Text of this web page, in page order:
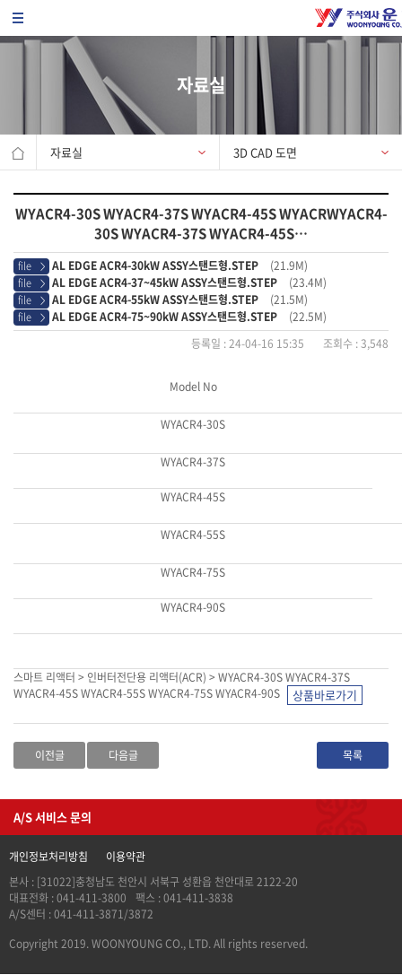
자료실
자료실 3D CAD 도면
WYACR4-30S WYACR4-37S WYACR4-45S WYACRWYACR4-
30S WYACR4-37S WYACR4-45S…
file > AL EDGE ACR4-30kW ASSY스탠드형.STEP (21.9M)
file > AL EDGE ACR4-37~45kW ASSY스탠드형.STEP (23.4M)
file > AL EDGE ACR4-55kW ASSY스탠드형.STEP (21.5M)
file > AL EDGE ACR4-75~90kW ASSY스탠드형.STEP
(22.5M)
등록일 : 24-04-16 15:35 조회수 : 3,548
Model No
WYACR4-30S
WYACR4-37S
WYACR4-45S
WYACR4-55S
WYACR4-75S
WYACR4-90S
스마트 리액터 > 인버터전단용 리액터(ACR) > WYACR4-30S WYACR4-37S
WYACR4-45S WYACR4-55S WYACR4-75S WYACR4-90S
이전글 다음글 목록
A/S 서비스 문의
개인정보처리방침
이용약관
본사 : [31022]충청남도 천안시 서북구 성환읍 천안대로 2122-20
대표전화 : 041-411-3800
팩스 : 041-411-3838
A/S센터 : 041-411-3871/3872
Copyright 2019. WOONYOUNG CO., LTD. All rights reserved.